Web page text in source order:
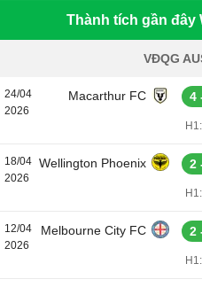
Thành tích gần đây
VĐQG
24/04
2026
Macarthur FC 4
18/04
2026
Wellington Phoenix 2
12/04
2026
Melbourne City FC 2